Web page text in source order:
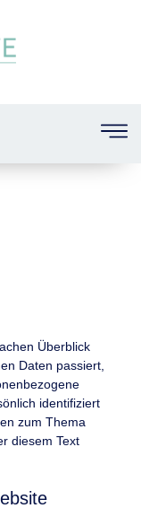
Überblick
Daten passiert,
identifiziert
zum Thema
diesem Text